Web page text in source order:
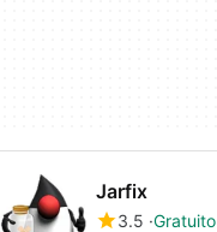
Jarfix
3.5 Gratuito